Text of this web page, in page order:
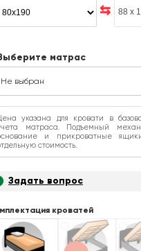
матрас
Не выбран
указана для кровати в
матраса. Подъемный
и прикроватные
стоимость.
Задать вопрос
кроватей